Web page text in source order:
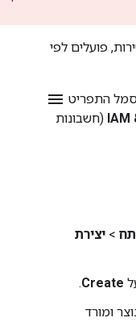
פועלים לפי
menu
IAM (חשבונות
> יצירת
Create
.
ומורד